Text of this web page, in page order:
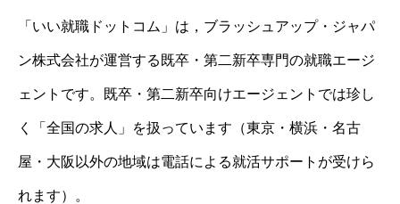
「いい就職ドットコム」は，ブラッシュアップ・ジャパ
ン株式会社が運営する既卒・第二新卒専門の就職エージ
ェントです。既卒・第二新卒向けエージェントでは珍し
く「全国の求人」を扱っています（東京・横浜・名古
屋・大阪以外の地域は電話による就活サポートが受けら
れます）。